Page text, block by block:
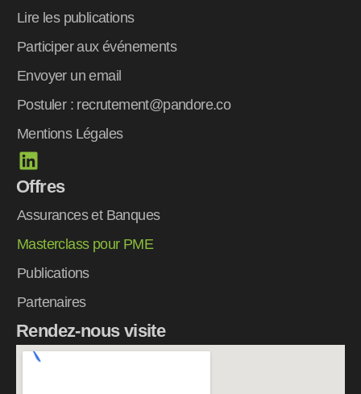
Lire les publications
Participer aux événements
Envoyer un email
Postuler : recrutement@pandore.co
Mentions Légales
L
i
n
k
e
i
n
Offres
Assurances et Banques
Masterclass pour PME
Publications
Partenaires
Rendez-nous visite